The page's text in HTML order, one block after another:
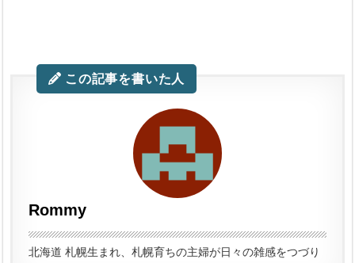
この記事を書いた人
Rommy
北海道 札幌生まれ、札幌育ちの主婦が日々の雑感をつづり